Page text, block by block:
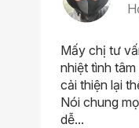
Mấy chị tư
nhiệt tình
cải thiện lại
Nói chung
dễ...